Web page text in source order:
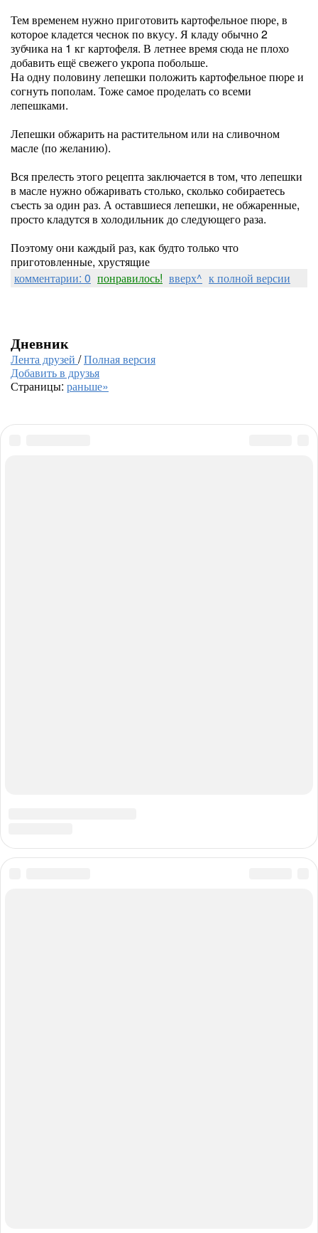
Тем временем нужно приготовить картофельное пюре, в
которое кладется чеснок по вкусу. Я кладу обычно 2
зубчика на 1 кг картофеля. В летнее время сюда не плохо
добавить ещё свежего укропа побольше.
На одну половину лепешки положить картофельное пюре и
согнуть пополам. Тоже самое проделать со всеми
лепешками.
Лепешки обжарить на растительном или на сливочном
масле (по желанию).
Вся прелесть этого рецепта заключается в том, что лепешки
в масле нужно обжаривать столько, сколько собираетесь
съесть за один раз. А оставшиеся лепешки, не обжаренные,
просто кладутся в холодильник до следующего раза.
Поэтому они каждый раз, как будто только что
приготовленные, хрустящие
комментарии: 0 понравилось! вверх^ к полной версии
Дневник
Лента друзей /Полная версия
Добавить в друзья
Страницы: раньше»